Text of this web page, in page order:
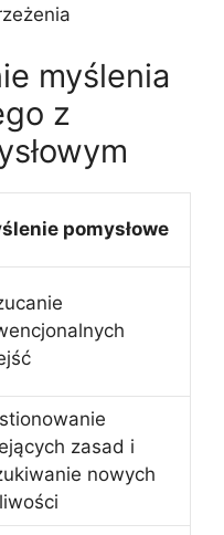
myślenia
z
pomysłowe
zasad i
nowych